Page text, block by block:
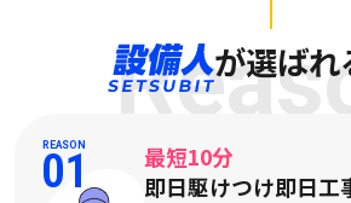
が選ばれ
REASON
01
最短10分
即日駆けつけ即日工